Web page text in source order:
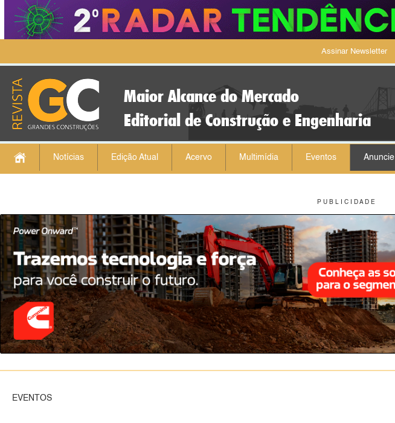
Assinar Newsletter
Maior Alcance do Mercado
Editorial de Construção e Engenharia
Notícias Edição Atual Acervo Multimídia Eventos Anuncie
P U B L I C I D A D E
EVENTOS